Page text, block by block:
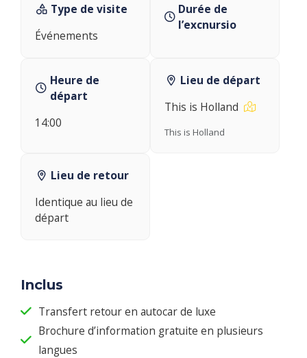
Type de visite
Événements
Durée de
l’excnursio
Heure de
départ
14:00
Lieu de départ
This is Holland
This is Holland
Lieu de retour
Identique au lieu de
départ
Inclus
Transfert retour en autocar de luxe
Brochure d’information gratuite en plusieurs
langues